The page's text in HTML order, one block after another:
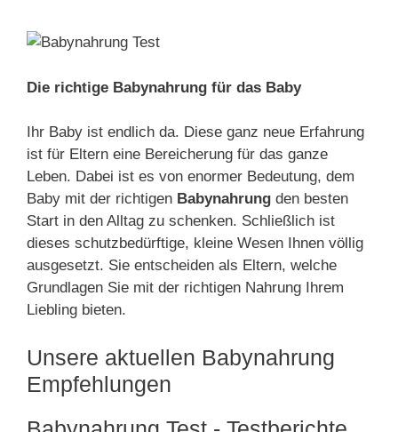
Die richtige Babynahrung für das Baby
Ihr Baby ist endlich da. Diese ganz neue Erfahrung
ist für Eltern eine Bereicherung für das ganze
Leben. Dabei ist es von enormer Bedeutung, dem
Baby mit der richtigen Babynahrung den besten
Start in den Alltag zu schenken. Schließlich ist
dieses schutzbedürftige, kleine Wesen Ihnen völlig
ausgesetzt. Sie entscheiden als Eltern, welche
Grundlagen Sie mit der richtigen Nahrung Ihrem
Liebling bieten.
Unsere aktuellen Babynahrung
Empfehlungen